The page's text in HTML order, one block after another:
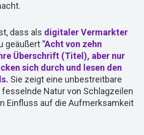
dass als digitaler Vermarkter
geäußert "Acht von zehn
Überschrift (Titel), aber nur
sich durch und lesen den
Sie zeigt eine unbestreitbare
Natur von Schlagzeilen
Einfluss auf die Aufmerksamkeit